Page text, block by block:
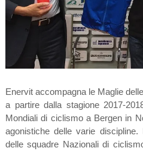
Enervit accompagna le Maglie
a partire dalla stagione 2017-
Mondiali di ciclismo a Bergen in
agonistiche delle varie
delle squadre Nazionali di